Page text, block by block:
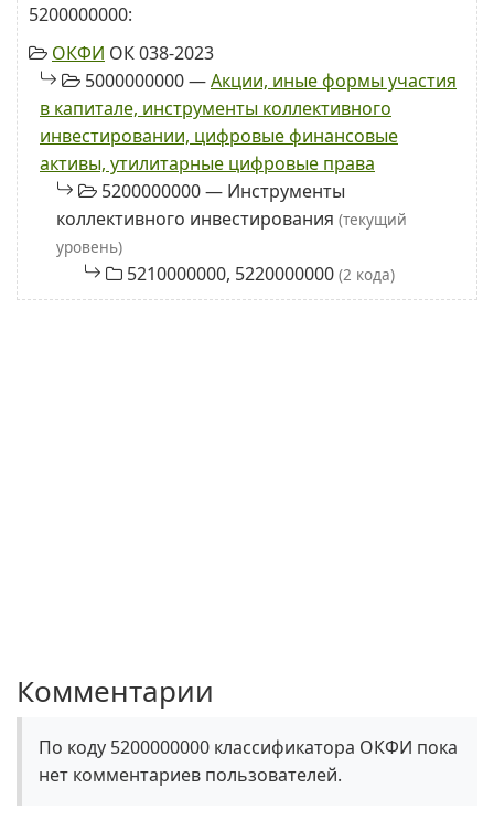
5200000000:
ОКФИ ОК 038-2023
5000000000 —Акции, иные формы участия
в капитале, инструменты коллективного
инвестировании, цифровые финансовые
активы, утилитарные цифровые права
5200000000 — Инструменты
коллективного инвестирования (текущий
уровень)
5210000000, 5220000000 (2 кода)
Комментарии
По коду 5200000000 классификатора ОКФИ пока
нет комментариев пользователей.